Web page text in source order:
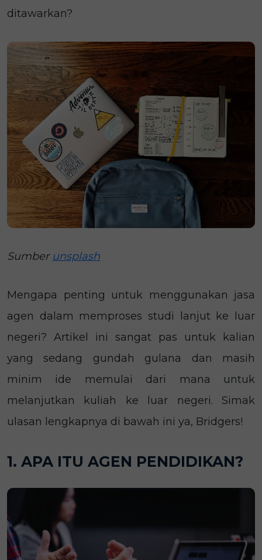
ditawarkan?
Sumber unsplash
Mengapa penting untuk menggunakan jasa
agen dalam memproses studi lanjut ke luar
negeri? Artikel ini sangat pas untuk kalian
yang sedang gundah gulana dan masih
minim ide memulai dari mana untuk
melanjutkan kuliah ke luar negeri. Simak
ulasan lengkapnya di bawah ini ya, Bridgers!
1. APA ITU AGEN PENDIDIKAN?